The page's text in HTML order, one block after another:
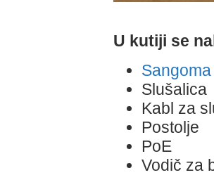
U kutiji se
Slušalica
Kabl za
Postolje
PoE
Vodič za